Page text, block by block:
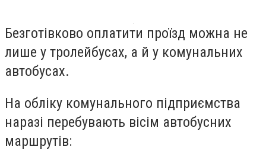
Безготівково оплатити проїзд можна не
лише у тролейбусах, а й у комунальних
автобусах.
На обліку комунального підприємства
наразі перебувають вісім автобусних
маршрутів: